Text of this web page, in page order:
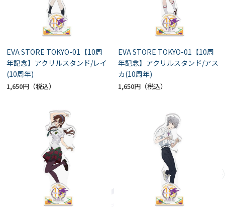
EVA STORE TOKYO-01【10周
年記念】アクリルスタンド/レイ
(10周年)
1,650円
EVA STORE TOKYO-01【10周
年記念】アクリルスタンド/アス
カ(10周年)
1,650円